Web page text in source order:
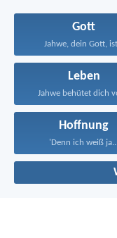
Gott
Jahwe, dein Gott,
Leben
Jahwe behütet dich
Hoffnung
'Denn ich weiß